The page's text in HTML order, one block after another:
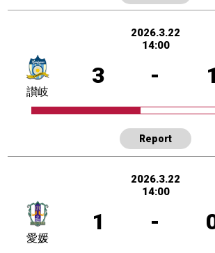
2026.3.22
14:00
3 - 1
讃岐
Report
2026.3.22
14:00
1 -
愛媛